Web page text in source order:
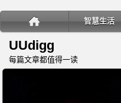
智慧生活
UUdigg
每篇文章都值得一读